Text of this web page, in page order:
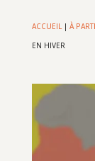
ACCUEIL| À
EN HIVER